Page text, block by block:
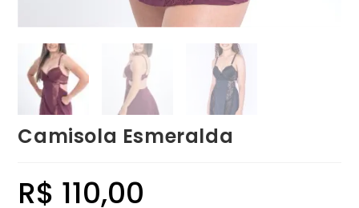
Camisola Esmeralda
R$ 110,00